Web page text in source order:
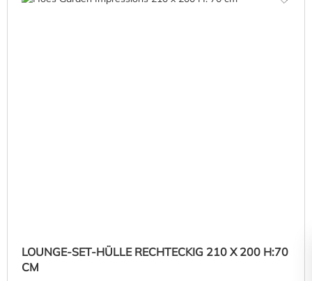
LOUNGE-SET-HÜLLE RECHTECKIG 210 X 200 H:70
CM